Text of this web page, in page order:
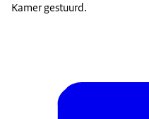
Kamer gestuurd.